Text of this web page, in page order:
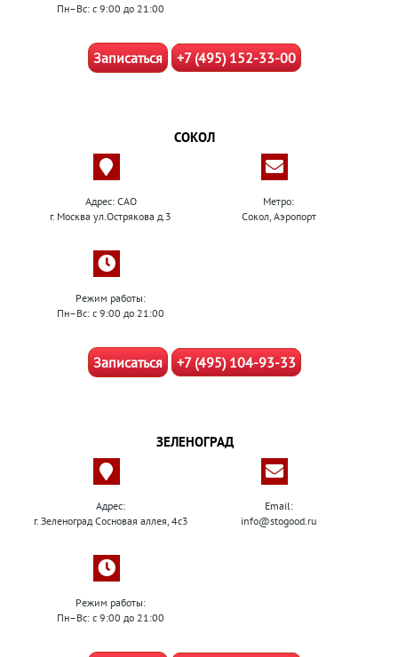
Пн–Вс: с 9:00 до 21:00
Записаться +7 (495) 152-33-00
СОКОЛ
Адрес: САО
г. Москва ул.Острякова д.3
Метро:
Сокол, Аэропорт
Режим работы:
Пн–Вс: с 9:00 до 21:00
Записаться +7 (495) 104-93-33
ЗЕЛЕНОГРАД
Адрес:
г. Зеленоград Сосновая аллея, 4с3
Email:
info@stogood.ru
Режим работы:
Пн–Вс: с 9:00 до 21:00